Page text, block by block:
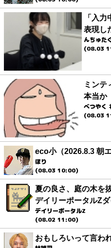
「入
表現し
んちゅた
(08.03
ミンテ
本当か
べつやく
(08.03
eco小（2026.8.3 朝
ほり
(08.03 10:00)
夏の良さ、庭の木を
デイリーポータルZ
デイリーポータルZ
(08.02 11:00)
おもしろいって言わ